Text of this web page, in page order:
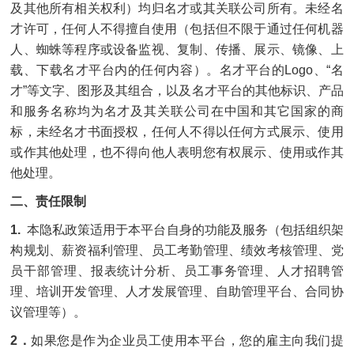
及其他所有相关权利）均归名才或其关联公司所有。未经名
才许可，任何人不得擅自使用（包括但不限于通过任何机器
人、蜘蛛等程序或设备监视、复制、传播、展示、镜像、上
载、下载名才平台内的任何内容）。名才平台的Logo、“名
才”等文字、图形及其组合，以及名才平台的其他标识、产品
和服务名称均为名才及其关联公司在中国和其它国家的商
标，未经名才书面授权，任何人不得以任何方式展示、使用
或作其他处理，也不得向他人表明您有权展示、使用或作其
他处理。
二、责任限制
1. 本隐私政策适用于本平台自身的功能及服务（包括组织架
构规划、薪资福利管理、员工考勤管理、绩效考核管理、党
员干部管理、报表统计分析、员工事务管理、人才招聘管
理、培训开发管理、人才发展管理、自助管理平台、合同协
议管理等）。
2．如果您是作为企业员工使用本平台，您的雇主向我们提